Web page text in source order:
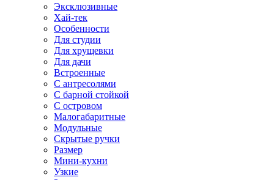
Эксклюзивные
Хай-тек
Особенности
Для студии
Для хрущевки
Для дачи
Встроенные
С антресолями
С барной стойкой
С островом
Малогабаритные
Модульные
Скрытые ручки
Размер
Мини-кухни
Узкие